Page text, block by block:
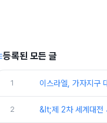
등록된 모든 글
1 이스라엘, 가자지구
2 &lt;제 2차 세계대